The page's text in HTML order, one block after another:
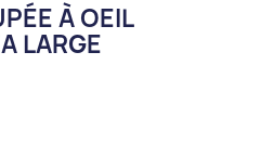
À OEIL
LARGE